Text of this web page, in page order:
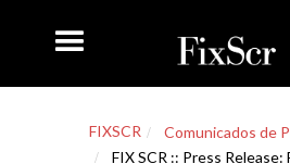
FIXSCR
Comunicados de
FIX SCR :: Press Release: